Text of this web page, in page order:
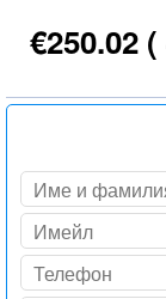
€250.02